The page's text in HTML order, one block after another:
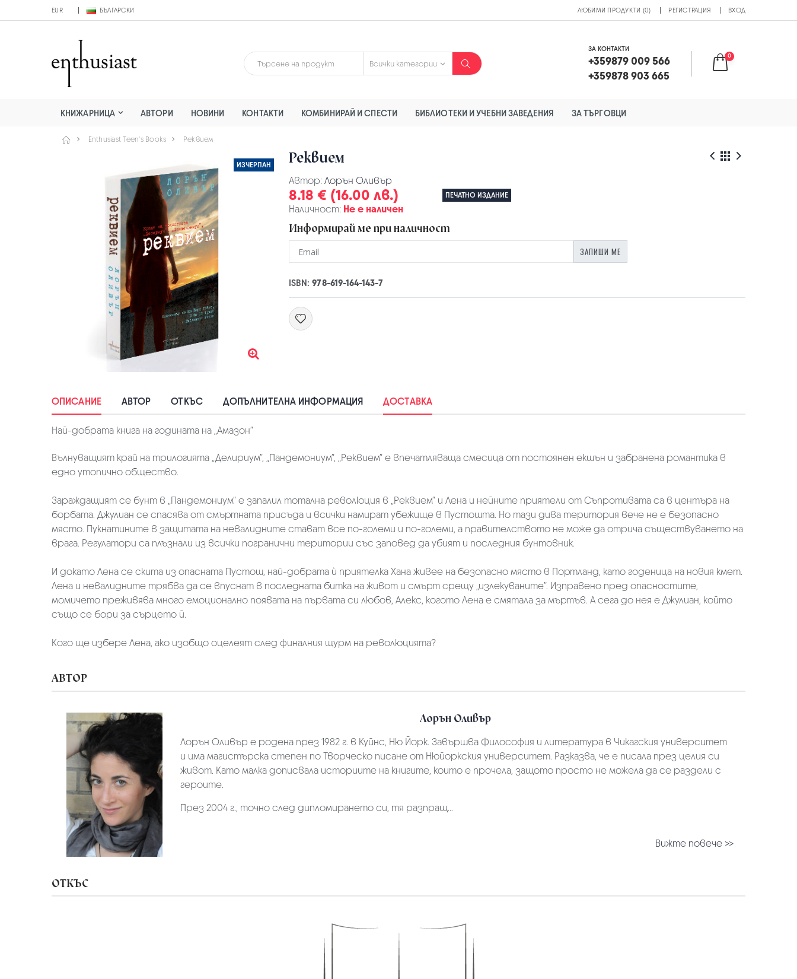
EUR БЪЛГАРСКИ ЛЮБИМИ ПРОДУКТИ (0) РЕГИСТРАЦИЯ ВХОД
ЗА КОНТАКТИ
+359879 009 566
+359878 903 665
0
КНИЖАРНИЦА АВТОРИ НОВИНИ КОНТАКТИ КОМБИНИРАЙ И СПЕСТИ БИБЛИОТЕКИ И УЧЕБНИ ЗАВЕДЕНИЯ ЗА ТЪРГОВЦИ
Enthusiast Teen's Books Реквием
ИЗЧЕРПАН Реквием
Автор: Лорън Оливър
8.18 € (16.00 лв.) ПЕЧАТНО ИЗДАНИЕ
Наличност: Не е наличен
Информирай ме при наличност
ЗАПИШИ МЕ
ISBN:978-619-164-143-7
ОПИСАНИЕ АВТОР ОТКЪС ДОПЪЛНИТЕЛНА ИНФОРМАЦИЯ ДОСТАВКА
Най-добрата книга на годината на „Амазон”
Вълнуващият край на трилогията „Делириум”, „Пандемониум”, „Реквием” е впечатляваща смесица от постоянен екшън и забранена романтика в
едно утопично общество.
Зараждащият се бунт в „Пандемониум” е запалил тотална революция в „Реквием” и Лена и нейните приятели от Съпротивата са в центъра на
борбата. Джулиан се спасява от смъртната присъда и всички намират убежище в Пустошта. Но тази дива територия вече не е безопасно
място. Пукнатините в защитата на невалидните стават все по-големи и по-големи, а правителството не може да отрича съществуването на
врага. Регулатори са плъзнали из всички погранични територии със заповед да убият и последния бунтовник.
И докато Лена се скита из опасната Пустош, най-добрата ѝ приятелка Хана живее на безопасно място в Портланд, като годеница на новия кмет.
Лена и невалидните трябва да се впуснат в последната битка на живот и смърт срещу „излекуваните”. Изправено пред опасностите,
момичето преживява много емоционално появата на първата си любов, Алекс, когото Лена е смятала за мъртъв. А сега до нея е Джулиан, който
също се бори за сърцето й.
Кого ще избере Лена, ако изобщо оцелеят след финалния щурм на революцията?
АВТОР
Лорън Оливър
Лорън Оливър е родена през 1982 г. в Куйнс, Ню Йорк. Завършва Философия и литература в Чикагския университет
и има магистърска степен по Творческо писане от Нюйоркския университет. Разказва, че е писала през целия си
живот. Като малка дописвала историите на книгите, които е прочела, защото просто не можела да се раздели с
героите.
През 2004 г., точно след дипломирането си, тя разпращ...
Вижте повече >>
ОТКЪС